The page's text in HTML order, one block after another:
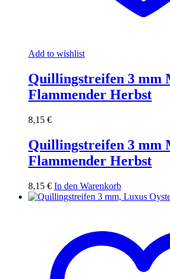
Add to wishlist
Quillingstreifen 3 mm
Flammender Herbst
8,15 €
Quillingstreifen 3 mm
Flammender Herbst
8,15 € In den Warenkorb